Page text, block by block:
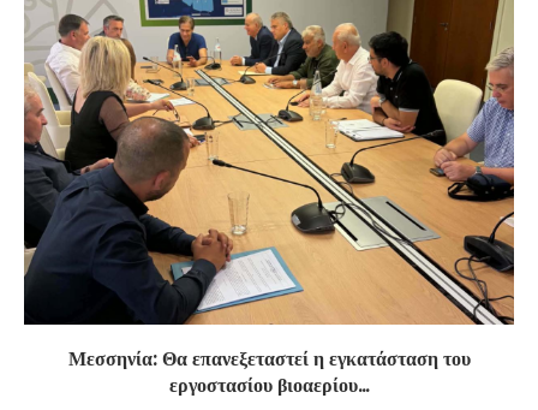
Μεσσηνία: Θα επανεξεταστεί η εγκατάσταση του
εργοστασίου βιοαερίου...